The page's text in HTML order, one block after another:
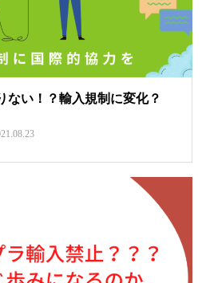
ない！？輸入規制に変化？